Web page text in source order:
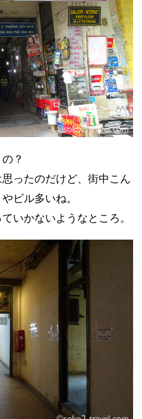
？
ったのだけど、街中こん
ビル多いね。
いかないようなところ。